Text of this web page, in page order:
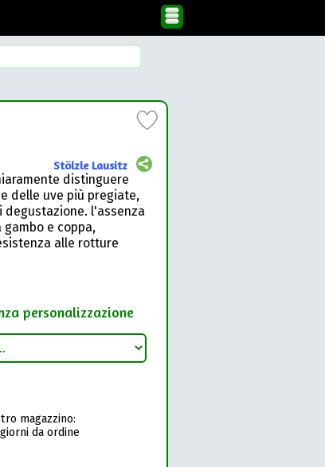
Stölzle Lausitz
distinguere
delle uve più pregiate,
degustazione. l'assenza
e coppa,
alle rotture
personalizzazione
magazzino:
da ordine